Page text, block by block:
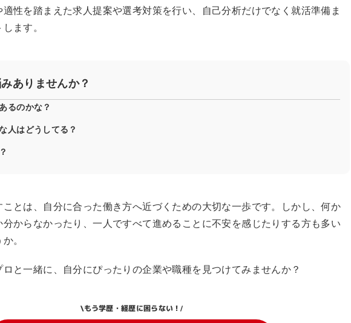
性を踏まえた求人提案や選考対策を行い、自己分析だけでなく就活準備ま
ます。
ありませんか？
るのかな？
人はどうしてる？
とは、自分に合った働き方へ近づくための大切な一歩です。しかし、何か
分からなかったり、一人ですべて進めることに不安を感じたりする方も多い
。
と一緒に、自分にぴったりの企業や職種を見つけてみませんか？
\もう学歴・経歴に困らない！/